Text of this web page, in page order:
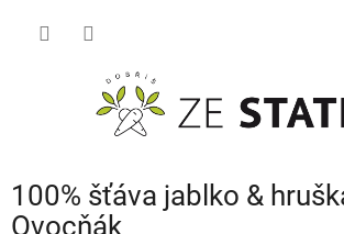
100% šťáva jablko &
Ovocňák